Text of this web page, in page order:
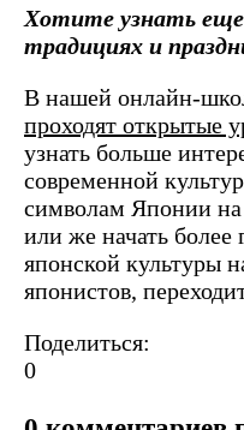
Хотите узнать
традициях и
В нашей онлайн-
проходят открытые
узнать больше
современной
символам Японии на
или же начать более
японской культуры
японистов,
Поделиться:
0